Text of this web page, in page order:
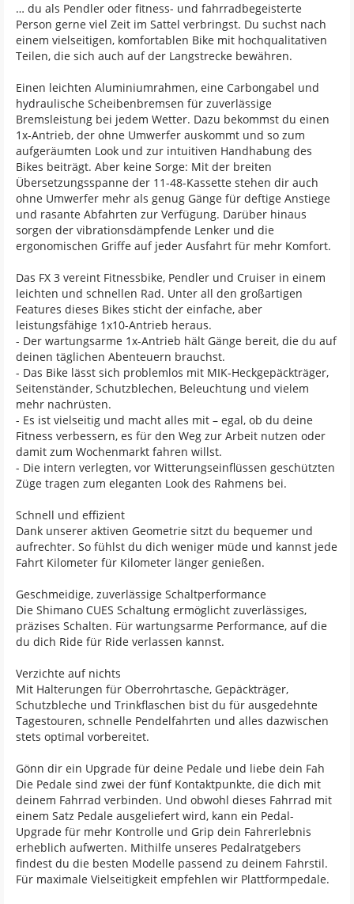
… du als Pendler oder fitness- und fahrradbegeisterte
Person gerne viel Zeit im Sattel verbringst. Du suchst nach
einem vielseitigen, komfortablen Bike mit hochqualitativen
Teilen, die sich auch auf der Langstrecke bewähren.
Einen leichten Aluminiumrahmen, eine Carbongabel und
hydraulische Scheibenbremsen für zuverlässige
Bremsleistung bei jedem Wetter. Dazu bekommst du einen
1x-Antrieb, der ohne Umwerfer auskommt und so zum
aufgeräumten Look und zur intuitiven Handhabung des
Bikes beiträgt. Aber keine Sorge: Mit der breiten
Übersetzungsspanne der 11-48-Kassette stehen dir auch
ohne Umwerfer mehr als genug Gänge für deftige Anstiege
und rasante Abfahrten zur Verfügung. Darüber hinaus
sorgen der vibrationsdämpfende Lenker und die
ergonomischen Griffe auf jeder Ausfahrt für mehr Komfort.
Das FX 3 vereint Fitnessbike, Pendler und Cruiser in einem
leichten und schnellen Rad. Unter all den großartigen
Features dieses Bikes sticht der einfache, aber
leistungsfähige 1x10-Antrieb heraus.
- Der wartungsarme 1x-Antrieb hält Gänge bereit, die du auf
deinen täglichen Abenteuern brauchst.
- Das Bike lässt sich problemlos mit MIK-Heckgepäckträger,
Seitenständer, Schutzblechen, Beleuchtung und vielem
mehr nachrüsten.
- Es ist vielseitig und macht alles mit – egal, ob du deine
Fitness verbessern, es für den Weg zur Arbeit nutzen oder
damit zum Wochenmarkt fahren willst.
- Die intern verlegten, vor Witterungseinflüssen geschützten
Züge tragen zum eleganten Look des Rahmens bei.
Schnell und effizient
Dank unserer aktiven Geometrie sitzt du bequemer und
aufrechter. So fühlst du dich weniger müde und kannst jede
Fahrt Kilometer für Kilometer länger genießen.
Geschmeidige, zuverlässige Schaltperformance
Die Shimano CUES Schaltung ermöglicht zuverlässiges,
präzises Schalten. Für wartungsarme Performance, auf die
du dich Ride für Ride verlassen kannst.
Verzichte auf nichts
Mit Halterungen für Oberrohrtasche, Gepäckträger,
Schutzbleche und Trinkflaschen bist du für ausgedehnte
Tagestouren, schnelle Pendelfahrten und alles dazwischen
stets optimal vorbereitet.
Gönn dir ein Upgrade für deine Pedale und liebe dein Fah
Die Pedale sind zwei der fünf Kontaktpunkte, die dich mit
deinem Fahrrad verbinden. Und obwohl dieses Fahrrad mit
einem Satz Pedale ausgeliefert wird, kann ein Pedal-
Upgrade für mehr Kontrolle und Grip dein Fahrerlebnis
erheblich aufwerten. Mithilfe unseres Pedalratgebers
findest du die besten Modelle passend zu deinem Fahrstil.
Für maximale Vielseitigkeit empfehlen wir Plattformpedale.